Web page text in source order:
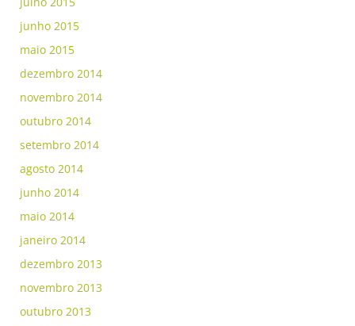
junho 2015
maio 2015
dezembro 2014
novembro 2014
outubro 2014
setembro 2014
agosto 2014
junho 2014
maio 2014
janeiro 2014
dezembro 2013
novembro 2013
outubro 2013